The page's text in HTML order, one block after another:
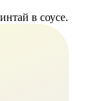
в соусе.